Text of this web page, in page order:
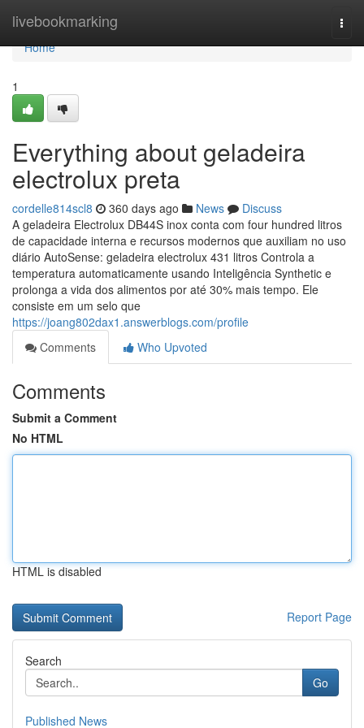
livebookmarking
Home
Home
1
Everything about geladeira
electrolux preta
cordelle814scl8 360 days ago News
Discuss
A geladeira Electrolux DB44S inox conta com four hundred litros
de capacidade interna e recursos modernos que auxiliam no uso
diário AutoSense: geladeira electrolux 431 litros Controla a
temperatura automaticamente usando Inteligência Synthetic e
prolonga a vida dos alimentos por até 30% mais tempo. Ele
consiste em um selo que
https://joang802dax1.answerblogs.com/profile
Comments
Who Upvoted
Comments
Submit a Comment
No HTML
HTML is disabled
Report Page
Search
Go
Published News